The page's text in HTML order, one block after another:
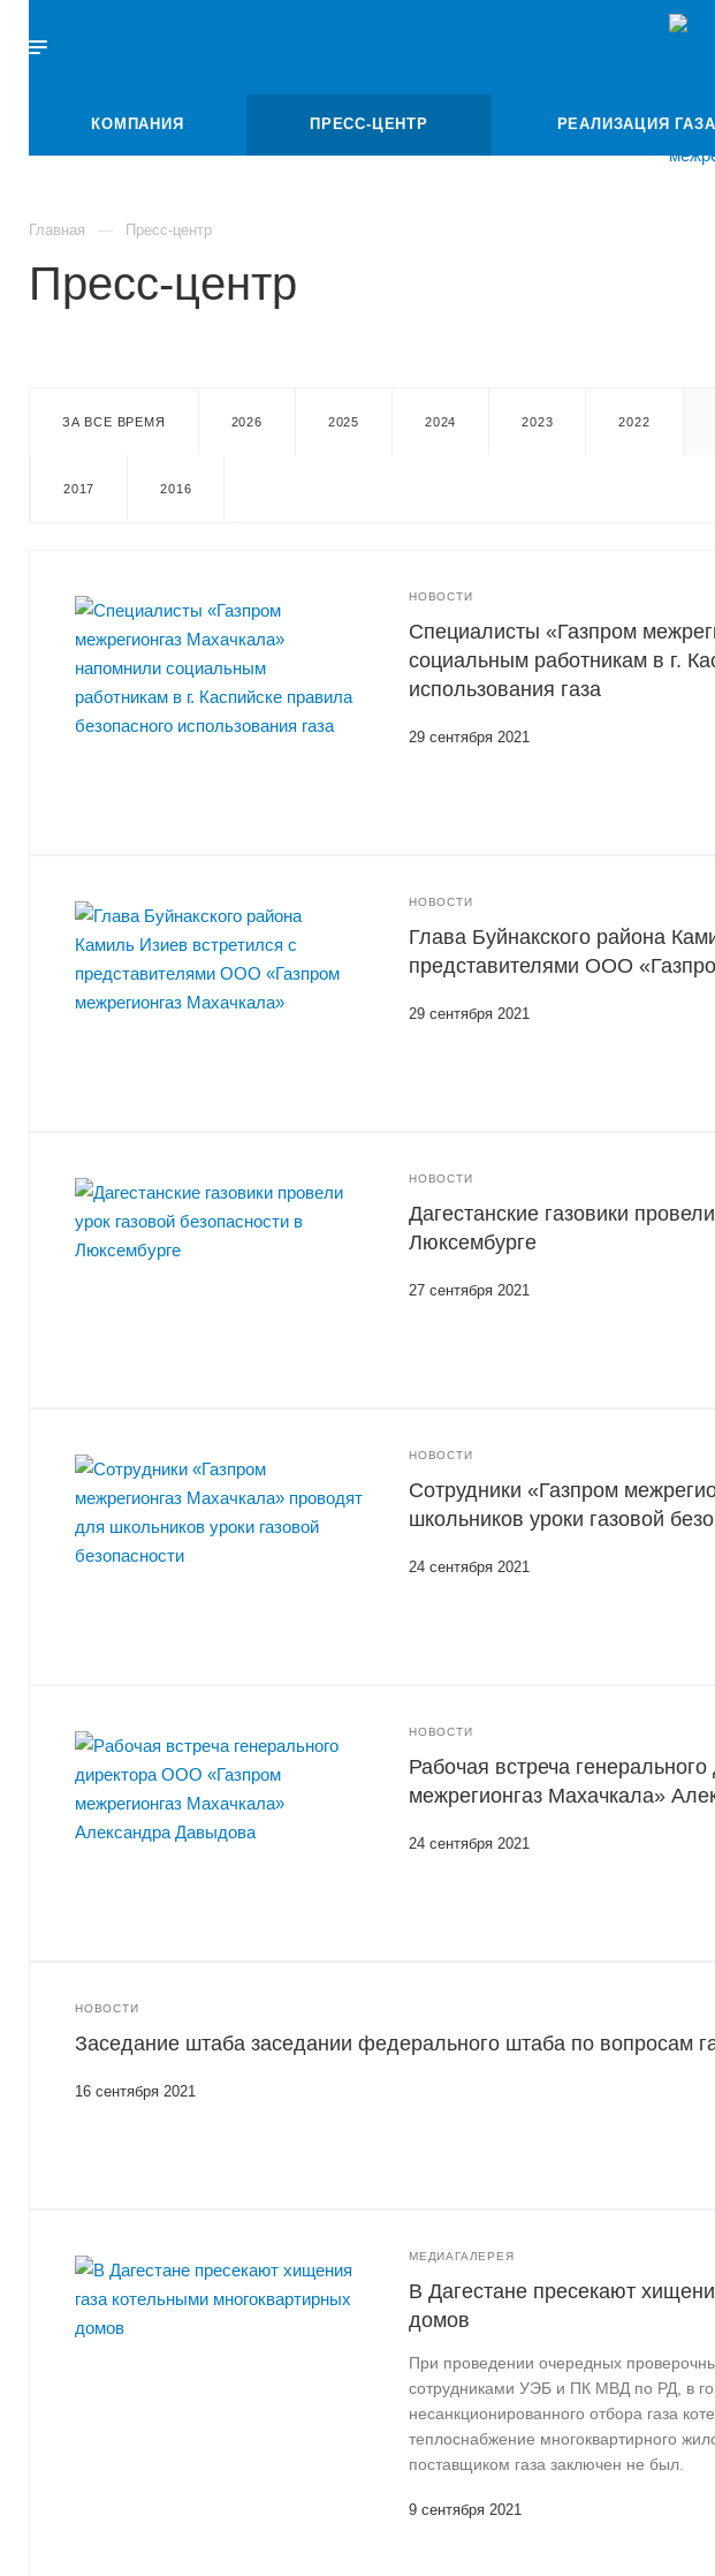
КОМПАНИЯ ПРЕСС-ЦЕНТР РЕАЛИЗАЦИЯ ГАЗА
Главная Пресс-центр
Пресс-центр
ЗА ВСЕ ВРЕМЯ 2026 2025 2024 2023 2022
2017 2016
НОВОСТИ
Специалисты «Газпром
социальным работникам в г.
использования газа
29 сентября 2021
НОВОСТИ
Глава Буйнакского района
представителями ООО
29 сентября 2021
НОВОСТИ
Дагестанские газовики
Люксембурге
27 сентября 2021
НОВОСТИ
Сотрудники «Газпром
школьников уроки газовой
24 сентября 2021
НОВОСТИ
Рабочая встреча
межрегионгаз Махачкала»
24 сентября 2021
НОВОСТИ
Заседание штаба заседании федерального штаба по вопросам
16 сентября 2021
МЕДИАГАЛЕРЕЯ
В Дагестане пресекают
домов
При проведении очередных
сотрудниками УЭБ и ПК МВД по РД, в
несанкционированного отбора газа
теплоснабжение многоквартирного
поставщиком газа заключен не был.
9 сентября 2021